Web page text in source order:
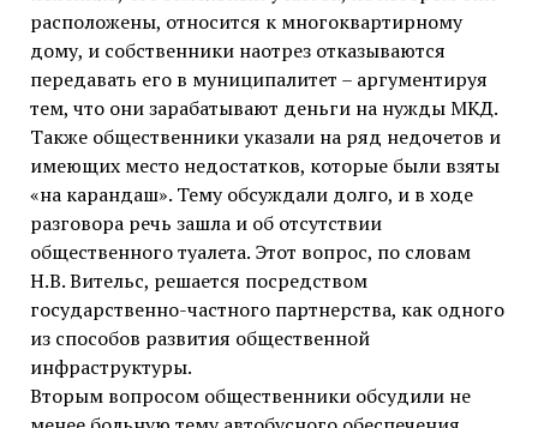
расположены, относится к многоквартирному
дому, и собственники наотрез отказываются
передавать его в муниципалитет – аргументируя
тем, что они зарабатывают деньги на нужды МКД.
Также общественники указали на ряд недочетов и
имеющих место недостатков, которые были взяты
«на карандаш». Тему обсуждали долго, и в ходе
разговора речь зашла и об отсутствии
общественного туалета. Этот вопрос, по словам
Н.В. Вительс, решается посредством
государственно-частного партнерства, как одного
из способов развития общественной
инфраструктуры.
Вторым вопросом общественники обсудили не